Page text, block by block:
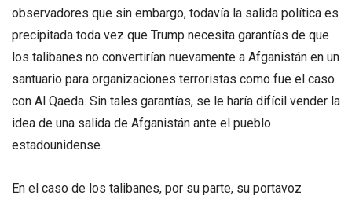
observadores que sin embargo, todavía la salida política es
precipitada toda vez que Trump necesita garantías de que
los talibanes no convertirían nuevamente a Afganistán en un
santuario para organizaciones terroristas como fue el caso
con Al Qaeda. Sin tales garantías, se le haría difícil vender la
idea de una salida de Afganistán ante el pueblo
estadounidense.
En el caso de los talibanes, por su parte, su portavoz